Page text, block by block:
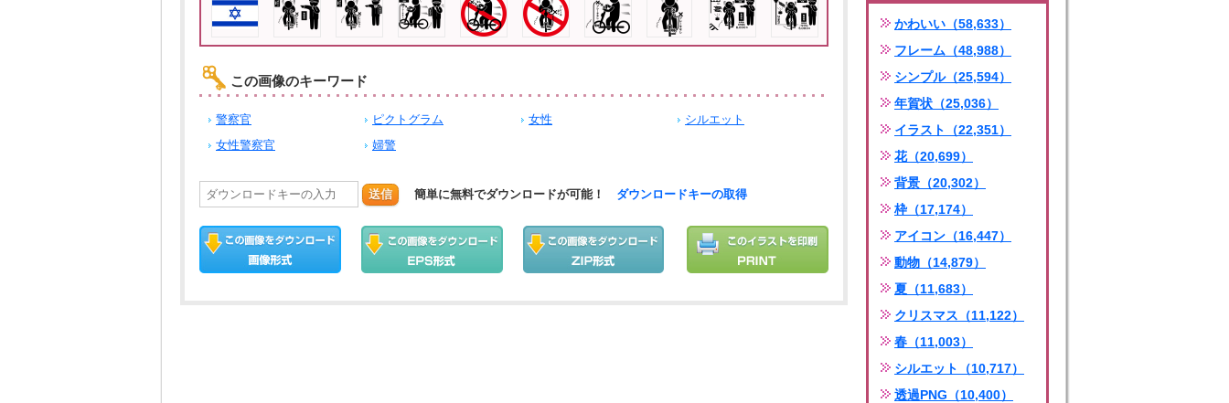
この画像のキーワード
警察官 ピクトグラム 女性
シルエット
女性警察官
婦警
送信 簡単に無料でダウンロードが可能！ ダウンロードキーの取得
かわいい（58,633）
フレーム（48,988）
シンプル（25,594）
年賀状（25,036）
イラスト（22,351）
花（20,699）
背景（20,302）
枠（17,174）
アイコン（16,447）
動物（14,879）
夏（11,683）
クリスマス（11,122）
春（11,003）
シルエット（10,717）
透過PNG（10,400）